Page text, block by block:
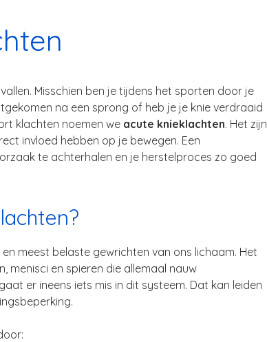
Misschien ben je tijdens het sporten door je
na een sprong of heb je je knie verdraaid
klachten noemen we acute knieklachten. Het zijn
invloed hebben op je bewegen. Een
te achterhalen en je herstelproces zo goed
meest belaste gewrichten van ons lichaam. Het
menisci en spieren die allemaal nauw
er ineens iets mis in dit systeem. Dat kan leiden